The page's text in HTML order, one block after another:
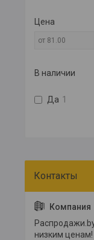
Цена
В наличии
Да 1
низким ценам!